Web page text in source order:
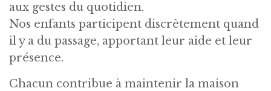
aux gestes du quotidien.
Nos enfants participent discrètement quand
il y a du passage, apportant leur aide et leur
présence.
Chacun contribue à maintenir la maison